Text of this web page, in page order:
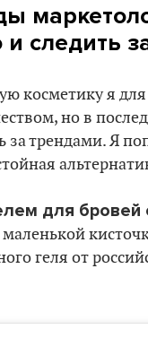
и следить
косметику я
но в
за трендами. Я
для бровей
геля от